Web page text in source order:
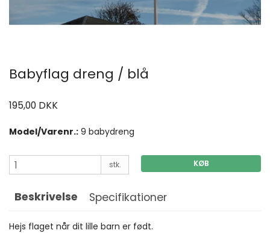
Babyflag dreng / blå
195,00 DKK
Model/Varenr.: 9 babydreng
stk. KØB
Beskrivelse Specifikationer
Hejs flaget når dit lille barn er født.